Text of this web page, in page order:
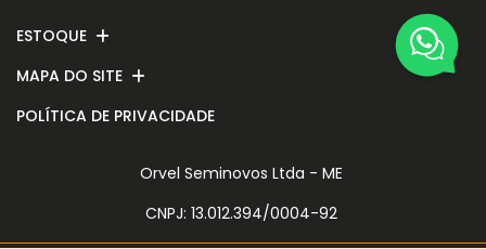
ESTOQUE
MAPA DO SITE
POLÍTICA DE PRIVACIDADE
Orvel Seminovos Ltda - ME
CNPJ: 13.012.394/0004-92